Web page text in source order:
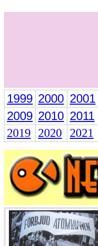
1999 2000 2001
2009 2010 2011
2019 2020 2021